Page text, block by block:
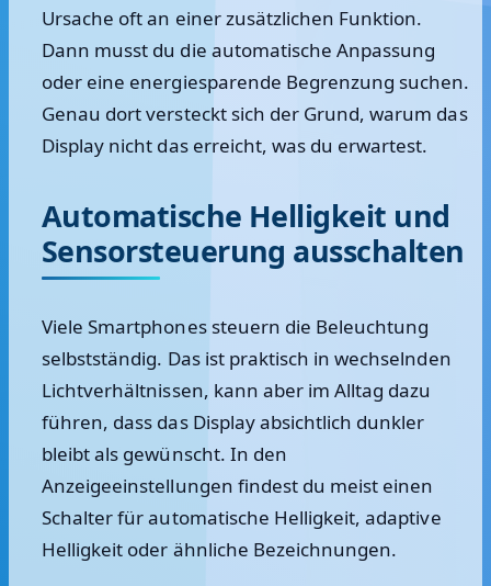
Ursache oft an einer zusätzlichen Funktion.
Dann musst du die automatische Anpassung
oder eine energiesparende Begrenzung suchen.
Genau dort versteckt sich der Grund, warum das
Display nicht das erreicht, was du erwartest.
Automatische Helligkeit und
Sensorsteuerung ausschalten
Viele Smartphones steuern die Beleuchtung
selbstständig. Das ist praktisch in wechselnden
Lichtverhältnissen, kann aber im Alltag dazu
führen, dass das Display absichtlich dunkler
bleibt als gewünscht. In den
Anzeigeeinstellungen findest du meist einen
Schalter für automatische Helligkeit, adaptive
Helligkeit oder ähnliche Bezeichnungen.